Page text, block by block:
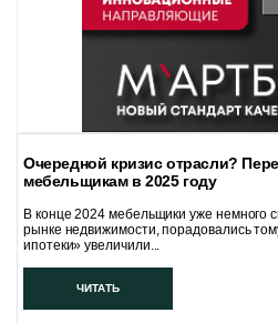
Очередной кризис отрасли?
мебельщикам в 2025 году
В конце 2024 мебельщики уже немного
рынке недвижимости, порадовались
ипотеки» увеличили...
ЧИТАТЬ